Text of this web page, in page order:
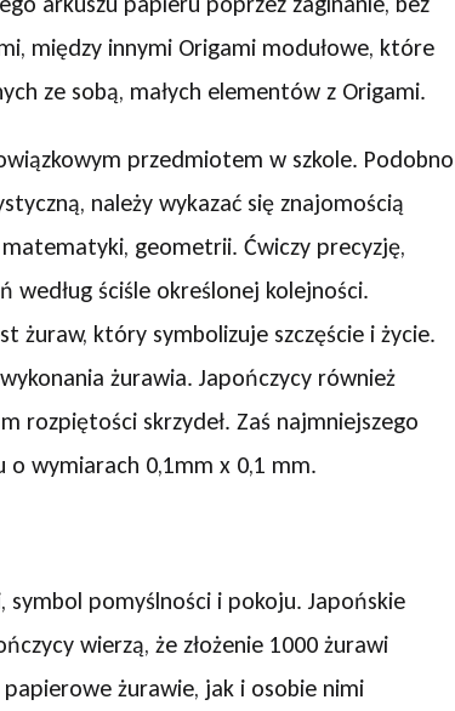
między innymi Origami modułowe, które
ze sobą, małych elementów z Origami.
przedmiotem w szkole. Podobno
należy wykazać się znajomością
geometrii. Ćwiczy precyzję,
według ściśle określonej kolejności.
żuraw, który symbolizuje szczęście i życie.
żurawia. Japończycy również
rozpiętości skrzydeł. Zaś najmniejszego
o wymiarach 0,1mm x 0,1 mm.
pomyślności i pokoju. Japońskie
wierzą, że złożenie 1000 żurawi
żurawie, jak i osobie nimi